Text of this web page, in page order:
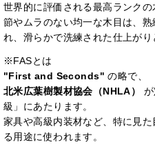
世界的に評価される最高ランクの
節やムラのない均一な木目は、
れ、滑らかで洗練された仕上がり
※FASとは
"First and Seconds" の略で、
北米広葉樹製材協会（NHLA）
級」にあたります。
家具や高級内装材など、特に見
る用途に使われます。